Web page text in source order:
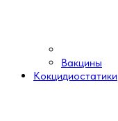
Вакцины
Кокцидиостатики